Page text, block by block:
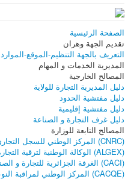
الصفحة الرئيسية
تقديم الجهة وهران
التعريف بالجهة التنظيم-الموقع-الموارد
المديرية الخدمات و المهام
المصالح الخارجية
دليل المديرية التجارة للولاية
دليل مفتشية الحدود
دليل مفتشية إقليمية
دليل غرف التجارة و الصناعة
المصالح التابعة للوزارة
(CNRC) المركز الوطني للسجل التجاري
(ALGEX) الوكالة الوطنية لترقية التجارة الخارجية
(CACI) الغرفة الجزائرية للتجارة و الصناعة
(CACQE) المركز الوطني لمراقبة النوعية و الرزم